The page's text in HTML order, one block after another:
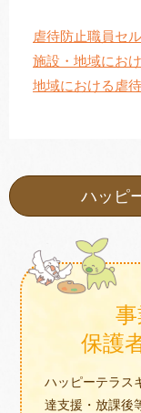
虐待防止職員セ
施設・地域にお
地域における虐
ハッピ
保護
ハッピーテラス
達支援・放課後